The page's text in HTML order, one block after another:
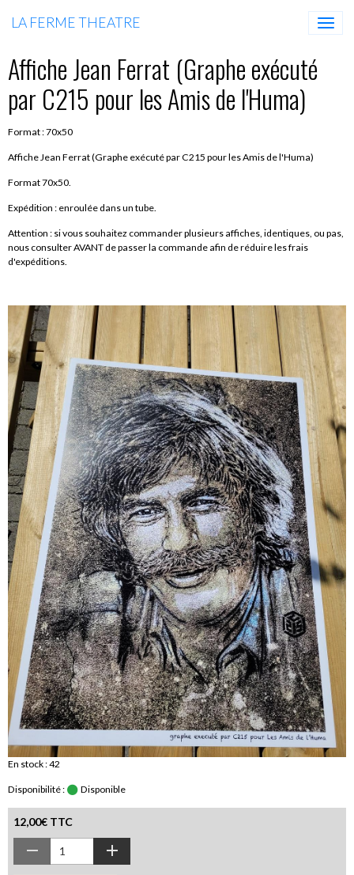
LA FERME THEATRE
Affiche Jean Ferrat (Graphe exécuté
par C215 pour les Amis de l'Huma)
Format : 70x50
Affiche Jean Ferrat (Graphe exécuté par C215 pour les Amis de l'Huma)
Format 70x50.
Expédition : enroulée dans un tube.
Attention : si vous souhaitez commander plusieurs affiches, identiques, ou pas,
nous consulter AVANT de passer la commande afin de réduire les frais
d'expéditions.
En stock : 42
Disponibilité : Disponible
12,00€ TTC